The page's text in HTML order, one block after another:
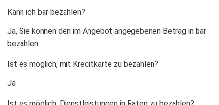
Kann ich bar bezahlen?
Ja, Sie können den im Angebot angegebenen Betrag in bar
bezahlen.
Ist es möglich, mit Kreditkarte zu bezahlen?
Ja